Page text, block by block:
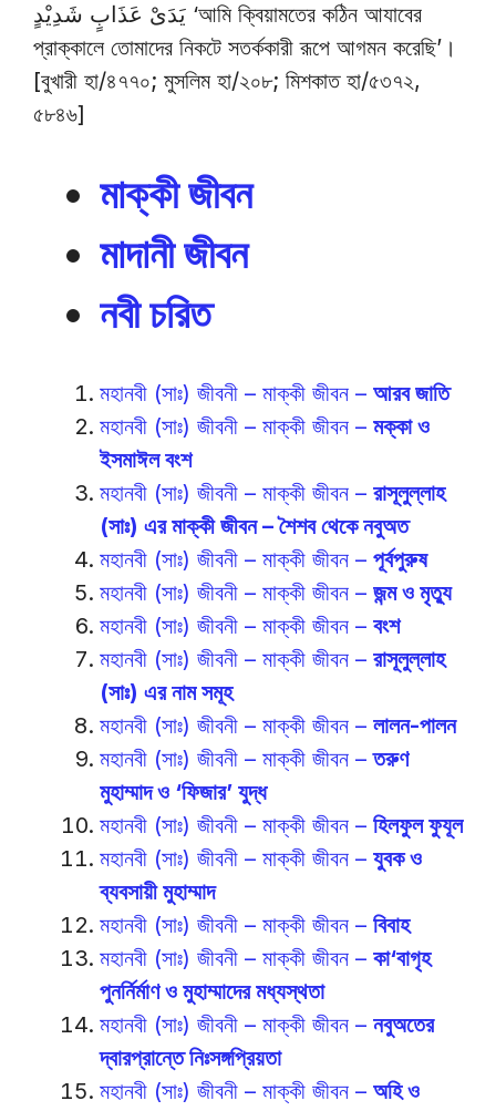
يَدَىْ عَذَابٍ شَدِيْدٍ ‘আমি ক্বিয়ামতের কঠিন আযাবের
প্রাক্কালে তোমাদের নিকটে সতর্ককারী রূপে আগমন করেছি’।
[বুখারী হা/৪৭৭০; মুসলিম হা/২০৮; মিশকাত হা/৫৩৭২,
৫৮৪৬]
মাক্কী জীবন
মাদানী জীবন
নবী চরিত
মহানবী (সাঃ) জীবনী – মাক্কী জীবন – আরব জাতি
মহানবী (সাঃ) জীবনী – মাক্কী জীবন – মক্কা ও
ইসমাঈল বংশ
মহানবী (সাঃ) জীবনী – মাক্কী জীবন – রাসূলুল্লাহ
(সাঃ) এর মাক্কী জীবন – শৈশব থেকে নবুঅত
মহানবী (সাঃ) জীবনী – মাক্কী জীবন – পূর্বপুরুষ
মহানবী (সাঃ) জীবনী – মাক্কী জীবন – জন্ম ও মৃত্যু
মহানবী (সাঃ) জীবনী – মাক্কী জীবন – বংশ
মহানবী (সাঃ) জীবনী – মাক্কী জীবন – রাসূলুল্লাহ
(সাঃ) এর নাম সমূহ
মহানবী (সাঃ) জীবনী – মাক্কী জীবন – লালন-পালন
মহানবী (সাঃ) জীবনী – মাক্কী জীবন –তরুণ
মুহাম্মাদ ও ‘ফিজার’ যুদ্ধ
মহানবী (সাঃ) জীবনী – মাক্কী জীবন – হিলফুল ফুযূল
মহানবী (সাঃ) জীবনী – মাক্কী জীবন – যুবক ও
ব্যবসায়ী মুহাম্মাদ
মহানবী (সাঃ) জীবনী – মাক্কী জীবন – বিবাহ
মহানবী (সাঃ) জীবনী – মাক্কী জীবন – কা‘বাগৃহ
পুনর্নির্মাণ ও মুহাম্মাদের মধ্যস্থতা
মহানবী (সাঃ) জীবনী – মাক্কী জীবন – নবুঅতের
দ্বারপ্রান্তে নিঃসঙ্গপ্রিয়তা
মহানবী (সাঃ) জীবনী – মাক্কী জীবন – অহি ও